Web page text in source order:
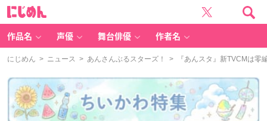
作品名 声優 舞台俳優 作者名
にじめん > ニュース > あんさんぶるスターズ！ > 『あんスタ』新TVCMは零